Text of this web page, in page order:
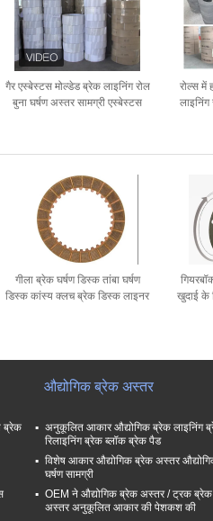
गैर एस्बेस्टस मोल्डेड ब्रेक लाइनिंग रोल
बुना घर्षण अस्तर सामग्री एस्बेस्टस
रोल्स में
लाइनिंग
गीला ब्रेक घर्षण डिस्क तांबा घर्षण
डिस्क कांस्य क्लच ब्रेक डिस्क लाइनर
खुदाई के
ब्रेक
औद्योगिक ब्रेक अस्तर
अनुकूलित आकार औद्योगिक ब्रेक लाइनिंग
रिलाइनिंग ब्रेक ब्लॉक ब्रेक पैड
विशेष आकार औद्योगिक ब्रेक अस्तर
घर्षण सामग्री
OEM ने औद्योगिक ब्रेक अस्तर / ट्रक ब्रेक
अस्तर अनुकूलित आकार की पेशकश की